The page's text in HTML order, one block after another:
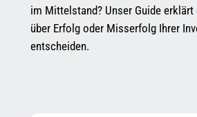
im Mittelstand? Unser Guide erklärt
über Erfolg oder Misserfolg Ihrer
entscheiden.